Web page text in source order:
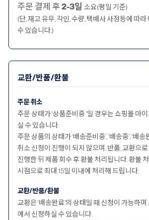
주문 결제 후2-3일 소요(평일 기준)
(단, 재고 유무, 각인, 수량, 택배사 사정등에 따
수 있습니다.)
교환/반품/환불
주문 취소
주문 상태가 '상품준비중 '일 경우는 쇼핑몰 마
실 수 있습니다.
주문 상품의 상태가 ‘배송준비중’, ‘배송중’, ‘배
취소 신청이 진행이 되지 않으며, 반품, 교환으로
진행한 뒤 제품 회수 후 환불 처리됩니다. 환불
시점으로 최대 15일 이내에 처리해 드립니다.
교환/반품/환불
교환은 '배송완료'의 상태일 때 신청이 가능하
에서 신청하실 수 있습니다.